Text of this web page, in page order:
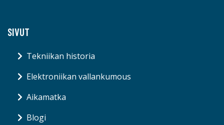
SIVUT
Tekniikan historia
Elektroniikan vallankumous
Aikamatka
Blogi